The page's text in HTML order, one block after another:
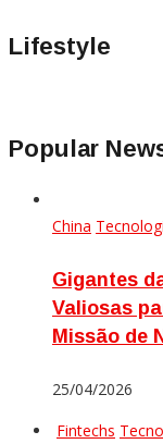
Lifestyle
Popular
China
Gigantes
Valiosas
Missão de
25/04/2026
Fintechs